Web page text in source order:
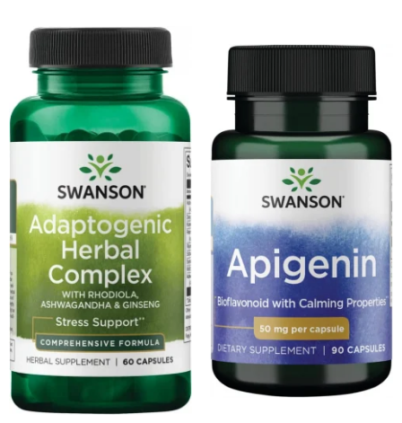
PerfectShaker
PeScience
Power System
Pro Supps
Pro Tan
Puritan`s Pride
Raw Nutrition
REDCON1
Revoflex
Rich Piana 5% Nutrition
Scitec
Scivation
Skill Nutrition
Smart Shake
Swanson
Under Armour